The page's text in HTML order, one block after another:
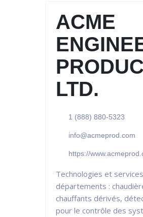
ACME
LTD.
1 (888) 880-5323
info@acmeprod.com
https://
Technologies et
départements :
chauffants dérivés,
pour le contrôle des